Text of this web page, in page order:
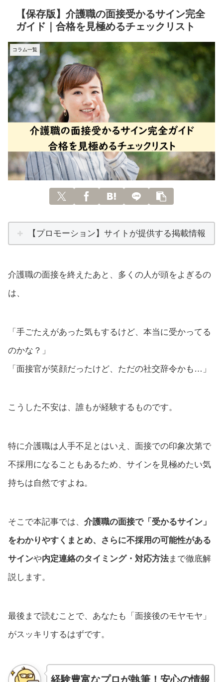
【保存版】介護職の面接受かるサイン完全
ガイド｜合格を見極めるチェックリスト
コラム一覧
【プロモーション】サイトが提供する掲載情報
介護職の面接を終えたあと、多くの人が頭をよぎるの
は、
「手ごたえがあった気もするけど、本当に受かってる
のかな？」
「面接官が笑顔だったけど、ただの社交辞令かも…」
こうした不安は、誰もが経験するものです。
特に介護職は人手不足とはいえ、面接での印象次第で
不採用になることもあるため、サインを見極めたい気
持ちは自然ですよね。
そこで本記事では、 介護職の面接で「受かるサイン」
をわかりやすくまとめ、さらに不採用の可能性がある
サインや内定連絡のタイミング・対応方法まで徹底解
説します。
最後まで読むことで、あなたも「面接後のモヤモヤ」
がスッキリするはずです。
経験豊富なプロが執筆！安心の情報